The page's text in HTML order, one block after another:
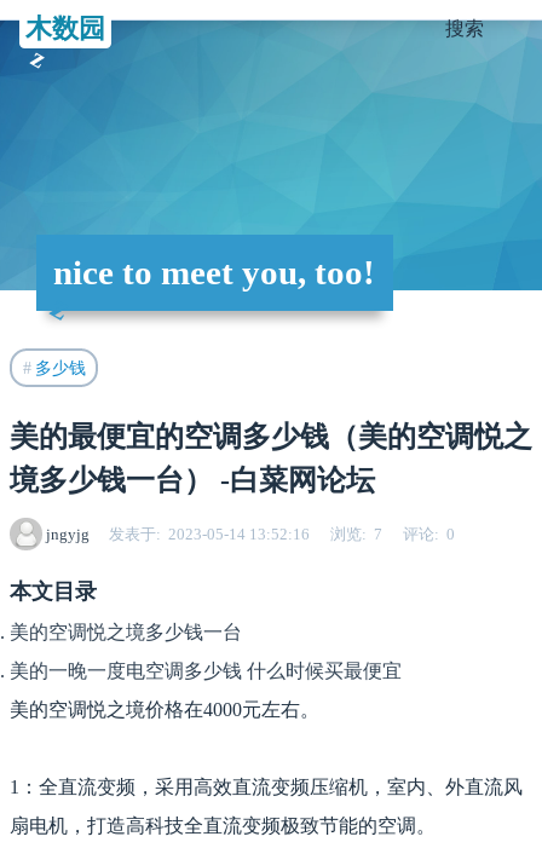
木数园 搜索
nice to meet you, too!
多少钱
美的最便宜的空调多少钱（美的空调悦之
境多少钱一台） -白菜网论坛
jngyjg 发表于 2023-05-14 13:52:16 浏览 7 评论 0
本文目录
美的空调悦之境多少钱一台
美的一晚一度电空调多少钱 什么时候买最便宜
美的空调悦之境价格在4000元左右。
1：全直流变频，采用高效直流变频压缩机，室内、外直流风
扇电机，打造高科技全直流变频极致节能的空调。